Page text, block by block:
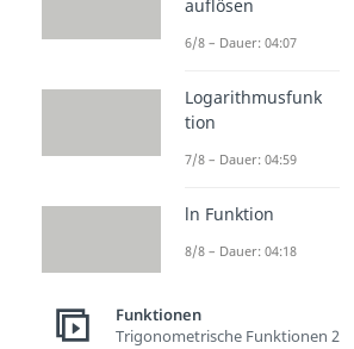
auflösen
6/8 – Dauer: 04:07
Logarithmusfunk
tion
7/8 – Dauer: 04:59
ln Funktion
8/8 – Dauer: 04:18
Funktionen
Trigonometrische Funktionen 2